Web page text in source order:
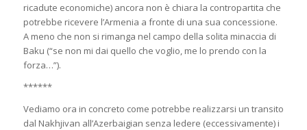
ricadute economiche) ancora non è chiara la contropartita che
potrebbe ricevere l’Armenia a fronte di una sua concessione.
A meno che non si rimanga nel campo della solita minaccia di
Baku (“se non mi dai quello che voglio, me lo prendo con la
forza…”).
******
Vediamo ora in concreto come potrebbe realizzarsi un transito
dal Nakhjivan all’Azerbaigian senza ledere (eccessivamente) i